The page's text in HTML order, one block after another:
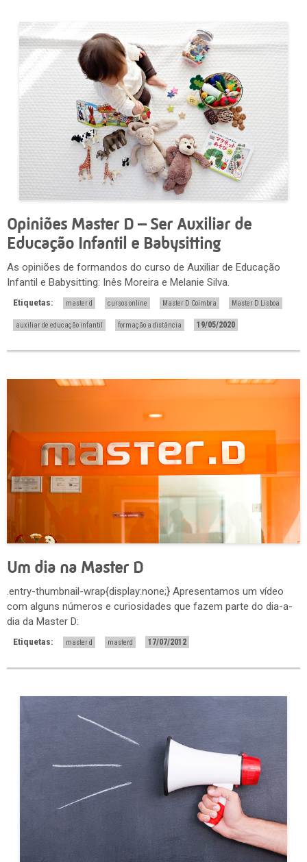
Opiniões Master D – Ser Auxiliar de
Educação Infantil e Babysitting
As opiniões de formandos do curso de Auxiliar de Educação
Infantil e Babysitting: Inês Moreira e Melanie Silva.
Etiquetas: master d cursos online Master D Coimbra Master D Lisboa
auxiliar de educação infantil formação a distância 19/05/2020
Um dia na Master D
.entry-thumbnail-wrap{display:none;} Apresentamos um vídeo
com alguns números e curiosidades que fazem parte do dia-a-
dia da Master D:
Etiquetas: master d masterd 17/07/2012